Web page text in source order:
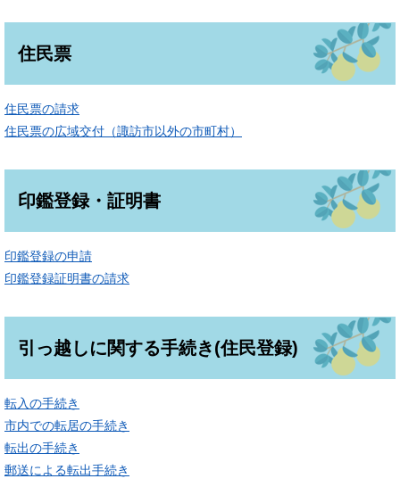
住民票
住民票の請求
住民票の広域交付（諏訪市以外の市町村）
印鑑登録・証明書
印鑑登録の申請
印鑑登録証明書の請求
引っ越しに関する手続き(住民登録)
転入の手続き
市内での転居の手続き
転出の手続き
郵送による転出手続き